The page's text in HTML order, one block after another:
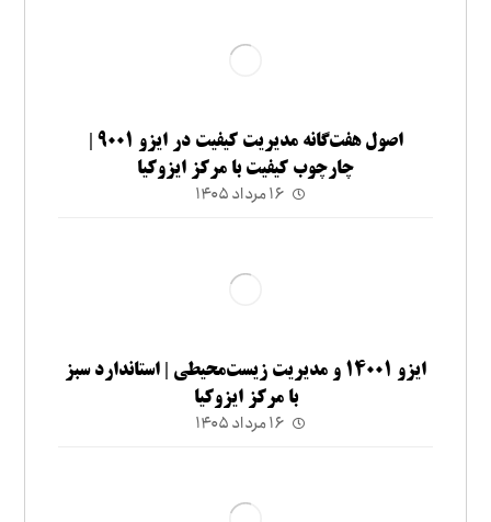
چارچوب کیفیت با مرکز ایزوکیا
۱۶ مرداد ۱۴۰۵
ایزو ۱۴۰۰۱ و مدیریت زیست‌محیطی | استاندارد سبز
با مرکز ایزوکیا
۱۶ مرداد ۱۴۰۵